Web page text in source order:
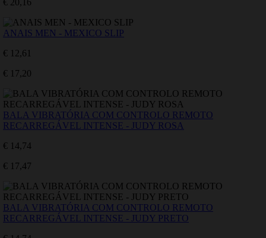
€ 20,16
ANAIS MEN - MEXICO SLIP
€ 12,61
€ 17,20
BALA VIBRATÓRIA COM CONTROLO REMOTO
RECARREGÁVEL INTENSE - JUDY ROSA
€ 14,74
€ 17,47
BALA VIBRATÓRIA COM CONTROLO REMOTO
RECARREGÁVEL INTENSE - JUDY PRETO